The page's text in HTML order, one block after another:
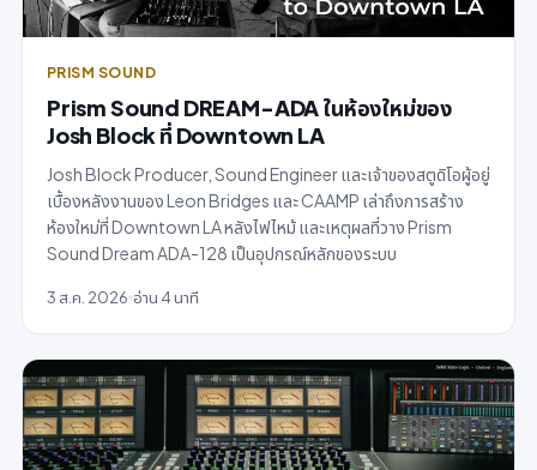
PRISM SOUND
Prism Sound DREAM-ADA ในห้องใหม่ของ
Josh Block ที่ Downtown LA
Josh Block Producer, Sound Engineer และเจ้าของสตูดิโอผู้อยู่
เบื้องหลังงานของ Leon Bridges และ CAAMP เล่าถึงการสร้าง
ห้องใหม่ที่ Downtown LA หลังไฟไหม้ และเหตุผลที่วาง Prism
Sound Dream ADA-128 เป็นอุปกรณ์หลักของระบบ
3 ส.ค. 2026 อ่าน 4 นาที